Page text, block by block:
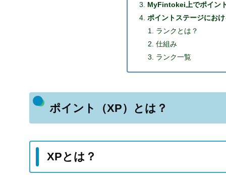
MyFintokei上でポイン
ポイントステージにお
ランクとは？
仕組み
ランク一覧
ポイント（XP）とは？
XPとは？